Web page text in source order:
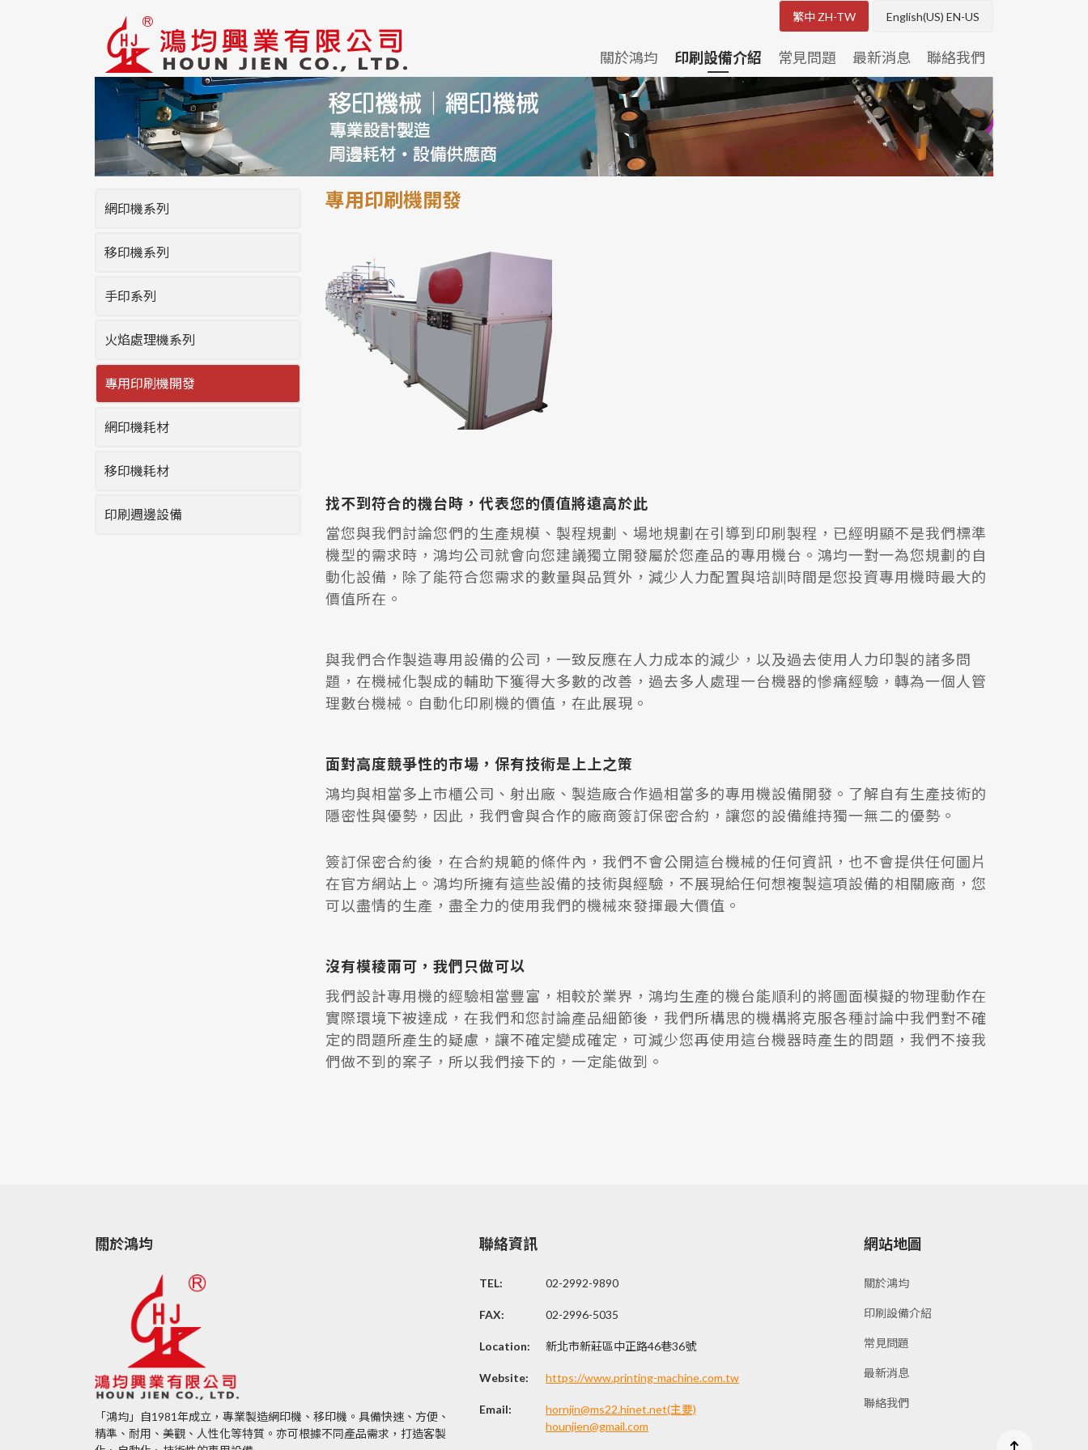
關於鴻均 印刷設備介紹 常見問題 最新消息 聯絡我們
繁中 ZH-TW English(US) EN-US
網印機系列
移印機系列
手印系列
火焰處理機系列
專用印刷機開發
網印機耗材
移印機耗材
印刷週邊設備
專用印刷機開發
找不到符合的機台時，代表您的價值將遠高於此
當您與我們討論您們的生產規模、製程規劃、場地規劃在引導到印刷製程，已經明顯不是我們標準
機型的需求時，鴻均公司就會向您建議獨立開發屬於您產品的專用機台。鴻均一對一為您規劃的自
動化設備，除了能符合您需求的數量與品質外，減少人力配置與培訓時間是您投資專用機時最大的
價值所在。
與我們合作製造專用設備的公司，一致反應在人力成本的減少，以及過去使用人力印製的諸多問
題，在機械化製成的輔助下獲得大多數的改善，過去多人處理一台機器的慘痛經驗，轉為一個人管
理數台機械。自動化印刷機的價值，在此展現。
面對高度競爭性的市場，保有技術是上上之策
鴻均與相當多上市櫃公司、射出廠、製造廠合作過相當多的專用機設備開發。了解自有生產技術的
隱密性與優勢，因此，我們會與合作的廠商簽訂保密合約，讓您的設備維持獨一無二的優勢。
簽訂保密合約後，在合約規範的條件內，我們不會公開這台機械的任何資訊，也不會提供任何圖片
在官方網站上。鴻均所擁有這些設備的技術與經驗，不展現給任何想複製這項設備的相關廠商，您
可以盡情的生產，盡全力的使用我們的機械來發揮最大價值。
沒有模稜兩可，我們只做可以
我們設計專用機的經驗相當豐富，相較於業界，鴻均生產的機台能順利的將圖面模擬的物理動作在
實際環境下被達成，在我們和您討論產品細節後，我們所構思的機構將克服各種討論中我們對不確
定的問題所產生的疑慮，讓不確定變成確定，可減少您再使用這台機器時產生的問題，我們不接我
們做不到的案子，所以我們接下的，一定能做到。
關於鴻均
「鴻均」自1981年成立，專業製造網印機、移印機。具備快速、方便、
精準、耐用、美觀、人性化等特質。亦可根據不同產品需求，打造客製
聯絡資訊
TEL: 02-2992-9890
FAX: 02-2996-5035
Location: 新北市新莊區中正路46巷36號
Website: https://www.printing-machine.com.tw
Email:
hornjin@ms22.hinet.net(主要)
hounjien@gmail.com
網站地圖
關於鴻均
印刷設備介紹
常見問題
最新消息
聯絡我們